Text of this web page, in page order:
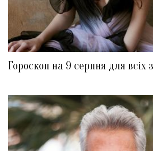
Гороскоп на 9 серпня для всіх